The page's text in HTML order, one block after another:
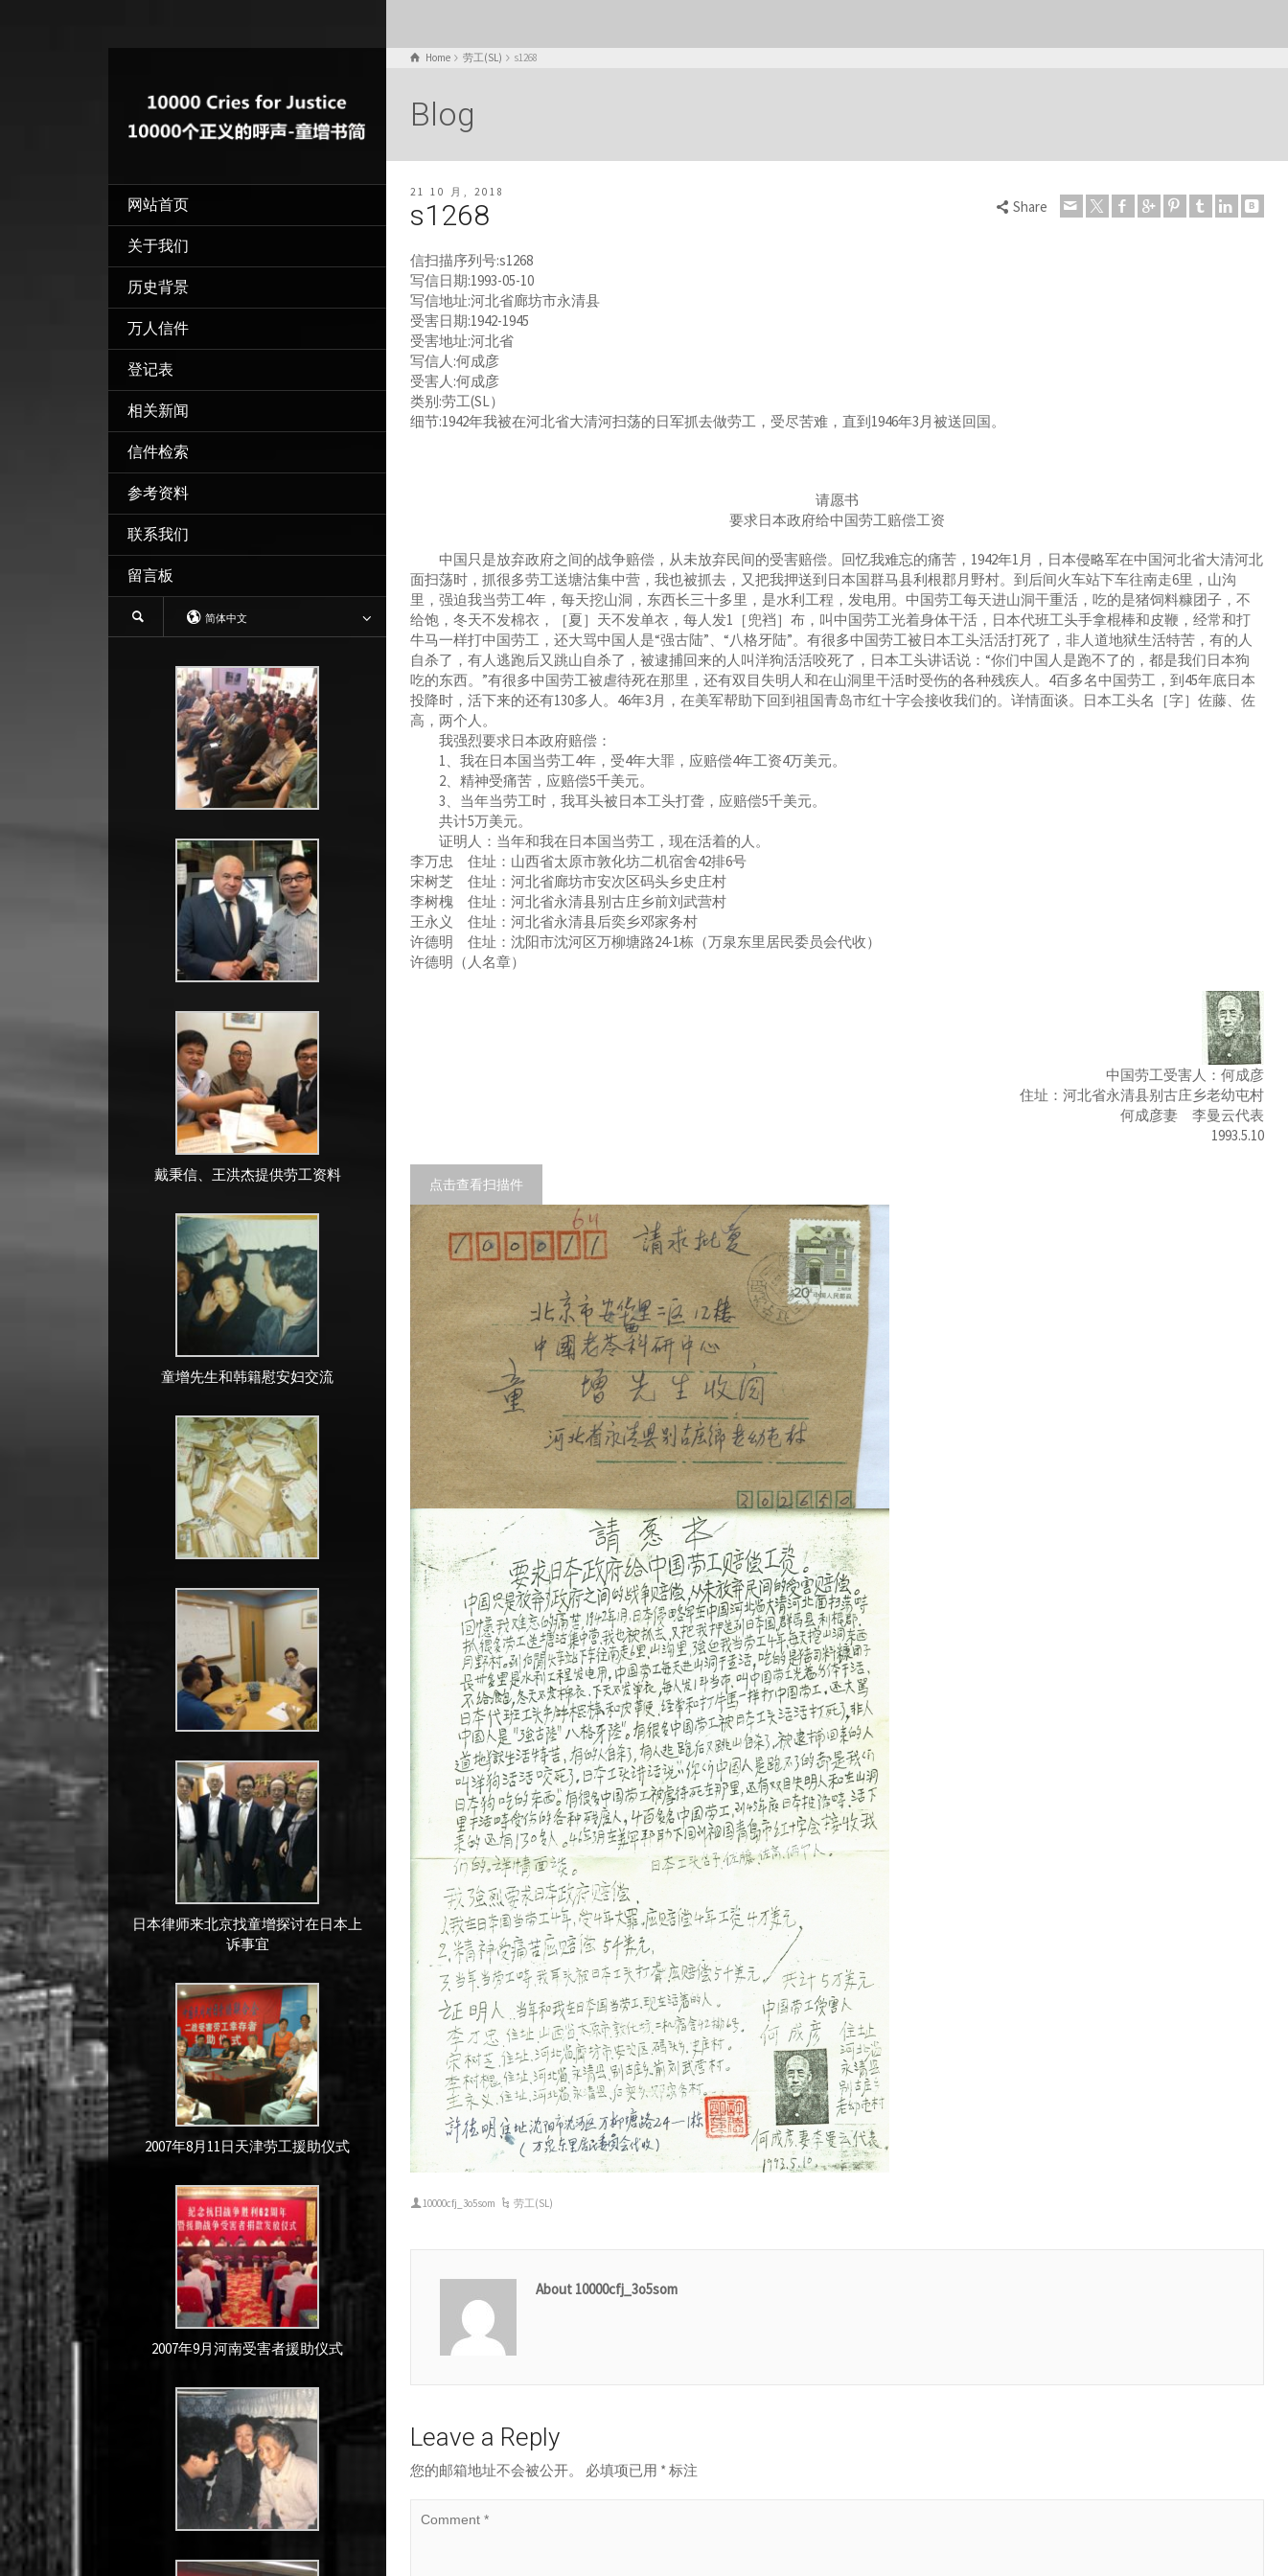
网站首页
关于我们
历史背景
万人信件
登记表
相关新闻
信件检索
参考资料
联系我们
留言板
简体中文
戴秉信、王洪杰提供劳工资料
童增先生和韩籍慰安妇交流
日本律师来北京找童增探讨在日本上
诉事宜
2007年8月11日天津劳工援助仪式
2007年9月河南受害者援助仪式
Home 劳工(SL) s1268
Blog
21 10 月, 2018
s1268 Share
信扫描序列号:s1268
写信日期:1993-05-10
写信地址:河北省廊坊市永清县
受害日期:1942-1945
受害地址:河北省
写信人:何成彦
受害人:何成彦
类别:劳工(SL）
细节:1942年我被在河北省大清河扫荡的日军抓去做劳工，受尽苦难，直到1946年3月被送回国。
请愿书
要求日本政府给中国劳工赔偿工资
中国只是放弃政府之间的战争赔偿，从未放弃民间的受害赔偿。回忆我难忘的痛苦，1942年1月，日本侵略军在中国河北省大清河北
面扫荡时，抓很多劳工送塘沽集中营，我也被抓去，又把我押送到日本国群马县利根郡月野村。到后间火车站下车往南走6里，山沟
里，强迫我当劳工4年，每天挖山洞，东西长三十多里，是水利工程，发电用。中国劳工每天进山洞干重活，吃的是猪饲料糠团子，不
给饱，冬天不发棉衣，［夏］天不发单衣，每人发1［兜裆］布，叫中国劳工光着身体干活，日本代班工头手拿棍棒和皮鞭，经常和打
牛马一样打中国劳工，还大骂中国人是“强古陆”、“八格牙陆”。有很多中国劳工被日本工头活活打死了，非人道地狱生活特苦，有的人
自杀了，有人逃跑后又跳山自杀了，被逮捕回来的人叫洋狗活活咬死了，日本工头讲话说：“你们中国人是跑不了的，都是我们日本狗
吃的东西。”有很多中国劳工被虐待死在那里，还有双目失明人和在山洞里干活时受伤的各种残疾人。4百多名中国劳工，到45年底日本
投降时，活下来的还有130多人。46年3月，在美军帮助下回到祖国青岛市红十字会接收我们的。详情面谈。日本工头名［字］佐藤、佐
高，两个人。
我强烈要求日本政府赔偿：
1、我在日本国当劳工4年，受4年大罪，应赔偿4年工资4万美元。
2、精神受痛苦，应赔偿5千美元。
3、当年当劳工时，我耳头被日本工头打聋，应赔偿5千美元。
共计5万美元。
证明人：当年和我在日本国当劳工，现在活着的人。
李万忠 住址：山西省太原市敦化坊二机宿舍42排6号
宋树芝 住址：河北省廊坊市安次区码头乡史庄村
李树槐 住址：河北省永清县别古庄乡前刘武营村
王永义 住址：河北省永清县后奕乡邓家务村
许德明 住址：沈阳市沈河区万柳塘路24-1栋（万泉东里居民委员会代收）
许德明（人名章）
中国劳工受害人：何成彦
住址：河北省永清县别古庄乡老幼屯村
何成彦妻 李曼云代表
1993.5.10
10000cfj_3o5som 劳工(SL)
About 10000cfj_3o5som
Leave a Reply
您的邮箱地址不会被公开。 必填项已用 *标注